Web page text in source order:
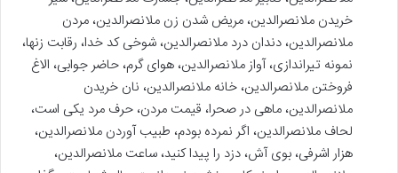
خریدن ملانصرالدین، مریض شدن زن ملانصرالدین، مردن
ملانصرالدین، دندان درد ملانصرالدین، شوخی کد خدا، رقابت زنها،
نمونه تیراندازی، آواز ملانصرالدین، هوای گرم، حاضر جوابی، الاغ
فروختن ملانصرالدین، خانه ملانصرالدین، نان خریدن
ملانصرالدین، ماهی در صحرا، قیمت مردن، حرف مرد یکی است،
لحاف ملانصرالدین، اگر نمرده بودم، طبیب آوردن ملانصرالدین،
هزار اشرفی، بوی آش، دزد را پیدا کنید، ساعت ملانصرالدین،